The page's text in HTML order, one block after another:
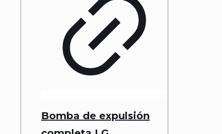
Bomba de expulsión